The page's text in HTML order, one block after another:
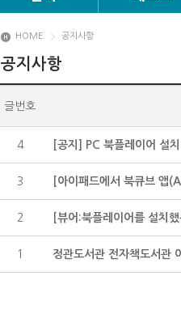
HOME 공지사항
공지사항
글번호
4 [공지] PC 북플레이어 설
3 [아이패드에서 북큐브 앱
2 [뷰어:북플레이어를 설치
1 정관도서관 전자책도서관